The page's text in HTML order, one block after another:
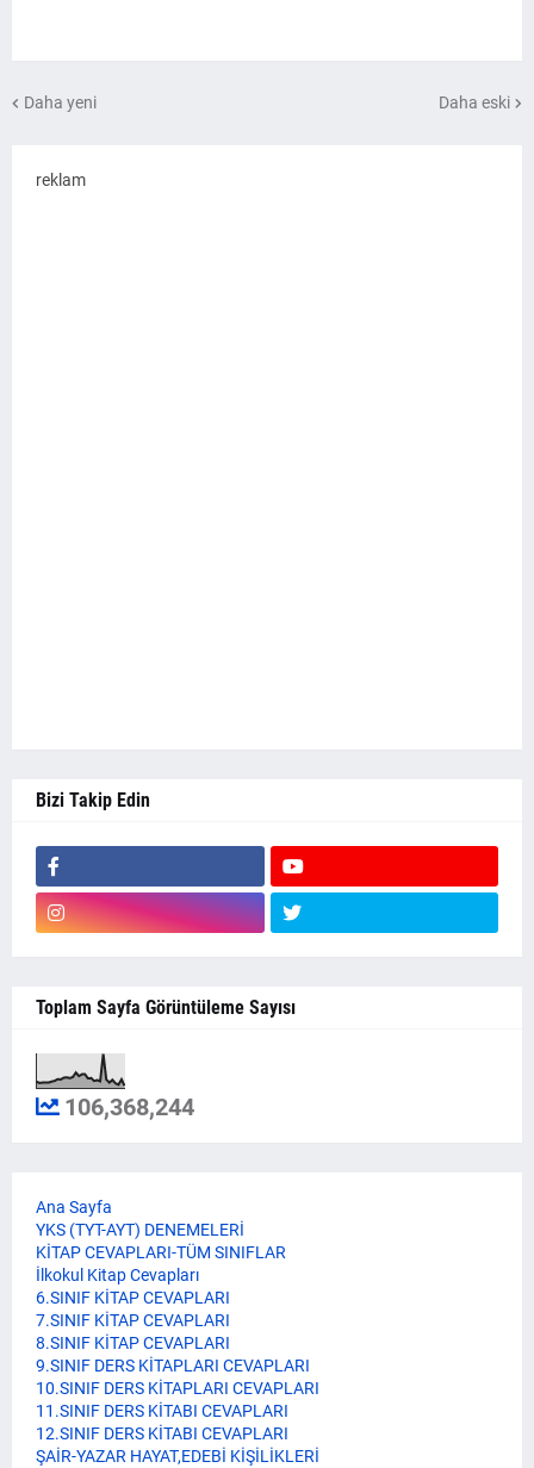
Daha yeni Daha eski
reklam
Bizi Takip Edin
Toplam Sayfa Görüntüleme Sayısı
106,368,244
Ana Sayfa
YKS (TYT-AYT) DENEMELERİ
KİTAP CEVAPLARI-TÜM SINIFLAR
İlkokul Kitap Cevapları
6.SINIF KİTAP CEVAPLARI
7.SINIF KİTAP CEVAPLARI
8.SINIF KİTAP CEVAPLARI
9.SINIF DERS KİTAPLARI CEVAPLARI
10.SINIF DERS KİTAPLARI CEVAPLARI
11.SINIF DERS KİTABI CEVAPLARI
12.SINIF DERS KİTABI CEVAPLARI
ŞAİR-YAZAR HAYAT,EDEBİ KİŞİLİKLERİ